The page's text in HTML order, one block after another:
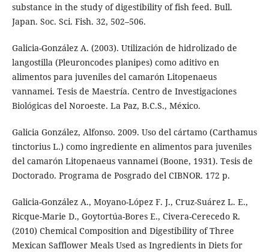
substance in the study of digestibility of fish feed. Bull.
Japan. Soc. Sci. Fish. 32, 502–506.
Galicia-González A. (2003). Utilización de hidrolizado de
langostilla (Pleuroncodes planipes) como aditivo en
alimentos para juveniles del camarón Litopenaeus
vannamei. Tesis de Maestría. Centro de Investigaciones
Biológicas del Noroeste. La Paz, B.C.S., México.
Galicia González, Alfonso. 2009. Uso del cártamo (Carthamus
tinctorius L.) como ingrediente en alimentos para juveniles
del camarón Litopenaeus vannamei (Boone, 1931). Tesis de
Doctorado. Programa de Posgrado del CIBNOR. 172 p.
Galicia-González A., Moyano-López F. J., Cruz-Suárez L. E.,
Ricque-Marie D., Goytortúa-Bores E., Civera-Cerecedo R.
(2010) Chemical Composition and Digestibility of Three
Mexican Safflower Meals Used as Ingredients in Diets for